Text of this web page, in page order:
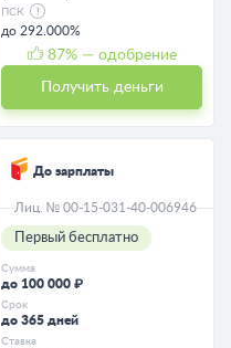
ПСК
до 292.000%
87% — одобрение
Получить деньги
До зарплаты
Лиц. № 00-15-031-40-006946
Первый бесплатно
Сумма
до 100 000 ₽
Срок
до 365 дней
Ставка